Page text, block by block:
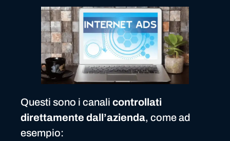
Questi sono i canali controllati
direttamente dall’azienda, come ad
esempio: